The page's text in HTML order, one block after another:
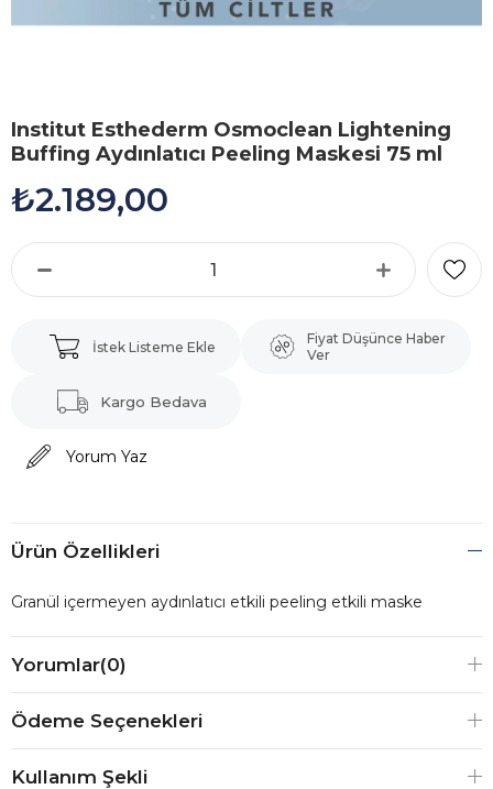
Institut Esthederm Osmoclean Lightening
Buffing Aydınlatıcı Peeling Maskesi 75 ml
₺2.189,00
İstek Listeme Ekle
Fiyat Düşünce Haber
Ver
Kargo Bedava
Yorum Yaz
Ürün Özellikleri
Granül içermeyen aydınlatıcı etkili peeling etkili maske
Yorumlar(0)
Ödeme Seçenekleri
Kullanım Şekli